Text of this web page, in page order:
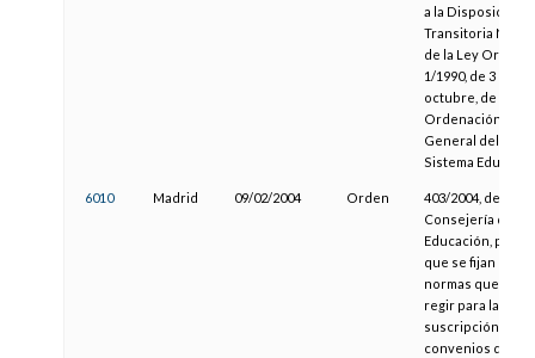
a la Disposición
Transitoria
de la Ley
1/1990, de 3 de
octubre, de
Ordenación
General del
Sistema
6010 Madrid 09/02/2004 Orden
403/2004, de la
Consejería de
Educación, por la
que se fijan las
normas que han
regir para la
suscripción de
convenios de